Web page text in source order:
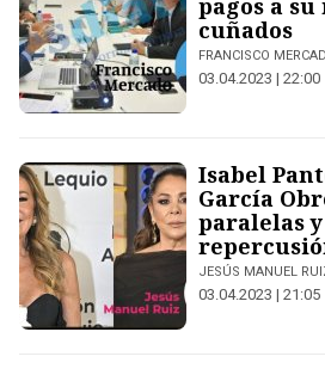
pagos a
cuñados
FRANCISCO
03.04.2023 | 22:00
Isabel
García
paralelas
JESÚS MANUEL
03.04.2023 | 21:05